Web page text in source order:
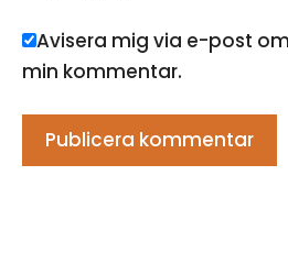
Avisera mig via e-post
min kommentar.